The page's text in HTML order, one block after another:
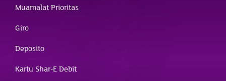
Muamalat Prioritas
Giro
Deposito
Kartu Shar-E Debit